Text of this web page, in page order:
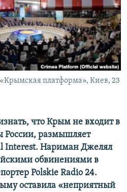
платформа», Киев, 23
что Крым не входит в
России, размышляет
Interest. Нариман Джелял
обвинениями в
Polskie Radio 24.
оставила «неприятный